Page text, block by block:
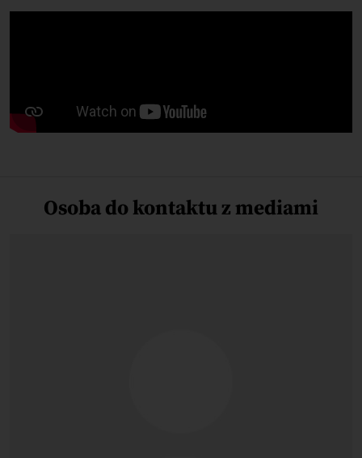
Osoba do kontaktu z mediami